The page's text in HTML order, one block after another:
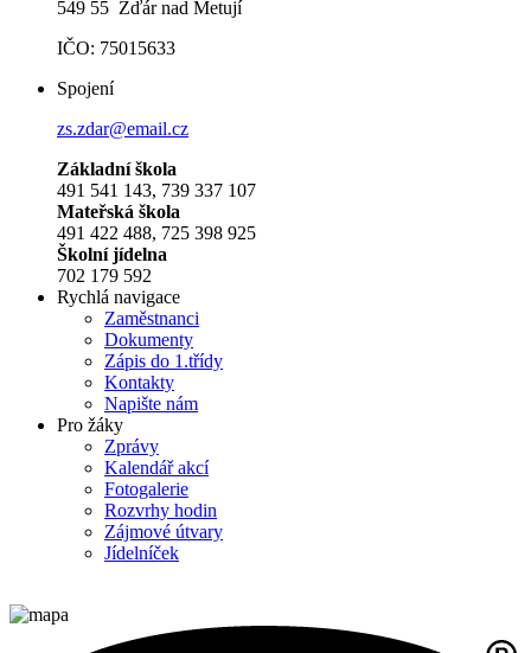
549 55 Žďár nad Metují
IČO: 75015633
Spojení
zs.zdar@email.cz
Základní škola
491 541 143, 739 337 107
Mateřská škola
491 422 488, 725 398 925
Školní jídelna
702 179 592
Rychlá navigace
Zaměstnanci
Dokumenty
Zápis do 1.třídy
Kontakty
Napište nám
Pro žáky
Zprávy
Kalendář akcí
Fotogalerie
Rozvrhy hodin
Zájmové útvary
Jídelníček